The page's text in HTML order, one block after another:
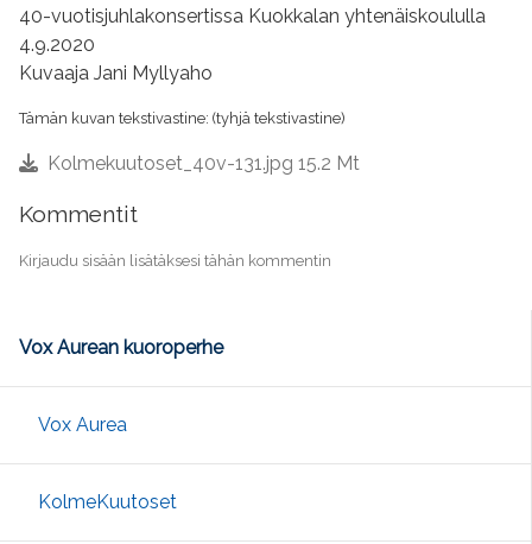
40-vuotisjuhlakonsertissa Kuokkalan yhtenäiskoululla
4.9.2020
Kuvaaja Jani Myllyaho
Tämän kuvan tekstivastine: (tyhjä tekstivastine)
Kolmekuutoset_40v-131.jpg 15.2 Mt
Kommentit
Kirjaudu sisään lisätäksesi tähän kommentin
Vox Aurean kuoroperhe
Vox Aurea
KolmeKuutoset